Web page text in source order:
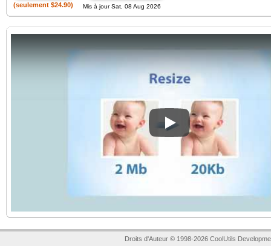
(seulement $24.90) Mis à jour Sat, 08 Aug 2026
Play
Droits d'Auteur © 1998-2026 CoolUtils